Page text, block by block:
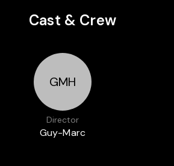
Cast & Crew
GMH
Director
Guy-Marc